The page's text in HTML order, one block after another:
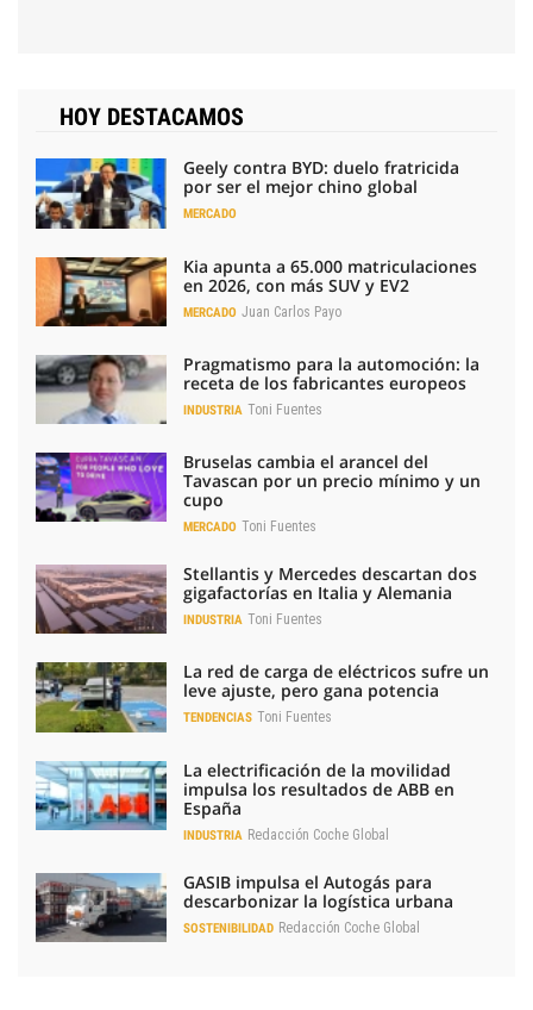
HOY DESTACAMOS
Geely contra BYD: duelo fratricida
por ser el mejor chino global
MERCADO
Kia apunta a 65.000 matriculaciones
en 2026, con más SUV y EV2
MERCADO Juan Carlos Payo
Pragmatismo para la automoción: la
receta de los fabricantes europeos
INDUSTRIA Toni Fuentes
Bruselas cambia el arancel del
Tavascan por un precio mínimo y un
cupo
MERCADO Toni Fuentes
Stellantis y Mercedes descartan dos
gigafactorías en Italia y Alemania
INDUSTRIA Toni Fuentes
La red de carga de eléctricos sufre un
leve ajuste, pero gana potencia
TENDENCIAS Toni Fuentes
La electrificación de la movilidad
impulsa los resultados de ABB en
España
INDUSTRIA Redacción Coche Global
GASIB impulsa el Autogás para
descarbonizar la logística urbana
SOSTENIBILIDAD Redacción Coche Global